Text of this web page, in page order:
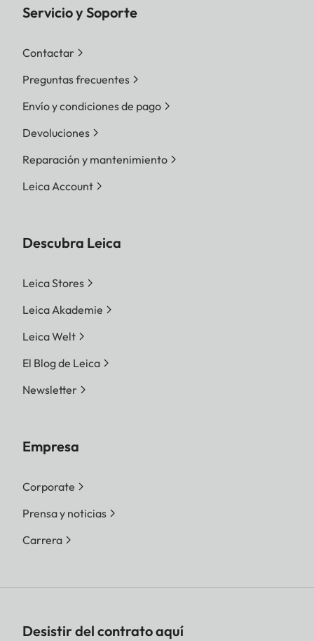
Servicio y Soporte
Contactar
Preguntas frecuentes
Envío y condiciones de pago
Devoluciones
Reparación y mantenimiento
Leica Account
Descubra Leica
Leica Stores
Leica Akademie
Leica Welt
El Blog de Leica
Newsletter
Empresa
Corporate
Prensa y noticias
Carrera
Desistir del contrato aquí